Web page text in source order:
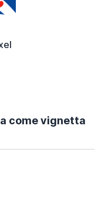
come vignetta